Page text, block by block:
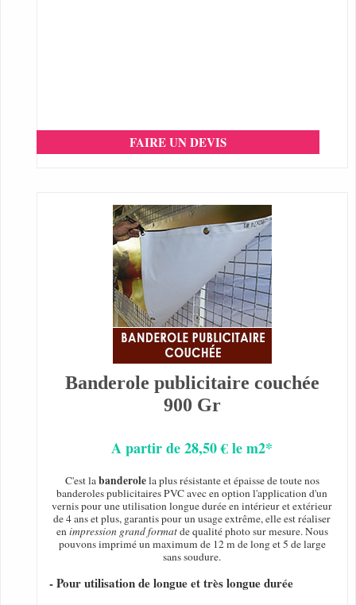
FAIRE UN DEVIS
Banderole publicitaire couchée
900 Gr
A partir de 28,50 € le m2*
C'est labanderolela plus résistante et épaisse de toute nos
banderoles publicitaires PVC avec en option l'application d'un
vernis pour une utilisation longue durée en intérieur et extérieur
de 4 ans et plus, garantis pour un usage extrême, elle est réaliser
enimpression grand formatde qualité photo sur mesure. Nous
pouvons imprimé un maximum de 12 m de long et 5 de large
sans soudure.
- Pour utilisation de longue et très longue durée